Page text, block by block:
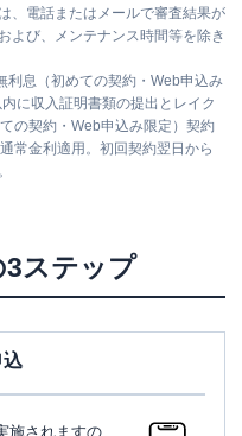
、電話またはメールで審査結果が
よび、メンテナンス時間等を除き
利息（初めての契約・Web申込み
に収入証明書類の提出とレイク
の契約・Web申込み限定）契約
常金利適用。初回契約翌日から
3ステップ
込
施されますの